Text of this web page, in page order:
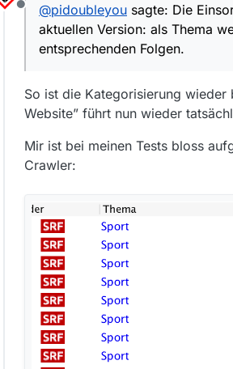
Die Einsortierung
werden die
Bei Interesse könnt
P.S. Die Filmliste ist
Offline
@pidoubleyou sagte: Die
aktuellen Version: als Thema
entsprechenden Folgen.
So ist die Kategorisierung
Website” führt nun wieder
Mir ist bei meinen Tests bloss
Crawler: